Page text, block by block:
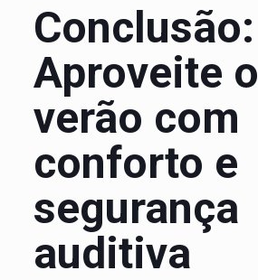
Conclusão:
Aproveite o
verão com
conforto e
segurança
auditiva